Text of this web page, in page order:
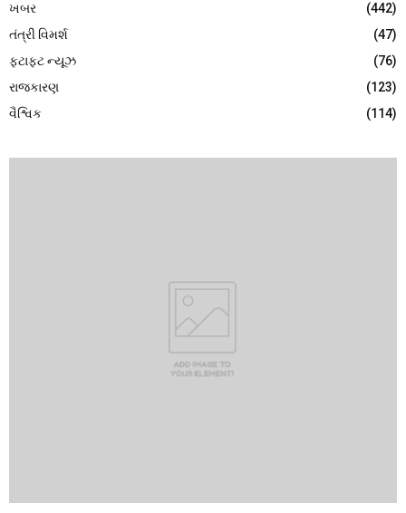
ખબર
(442)
તંત્રી વિમર્શ
(47)
ફટાફટ ન્યૂઝ
(76)
રાજકારણ
(123)
વૈશ્વિક
(114)